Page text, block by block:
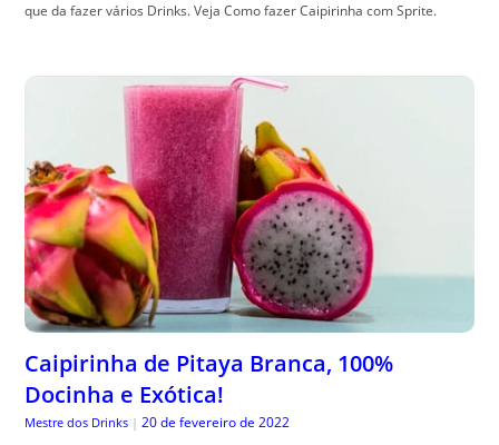
que da fazer vários Drinks. Veja Como fazer Caipirinha com Sprite.
Caipirinha de Pitaya Branca, 100%
Docinha e Exótica!
Mestre dos Drinks | 20 de fevereiro de 2022